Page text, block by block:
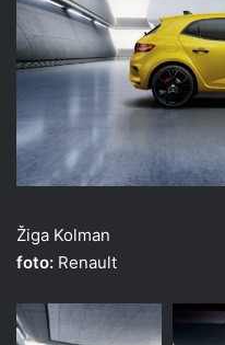
Žiga Kolman
foto: Renault